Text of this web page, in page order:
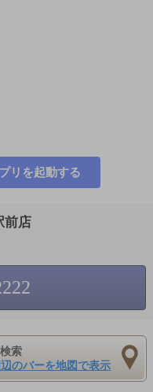
リを起動する
前店
索
のバーを地図で表示